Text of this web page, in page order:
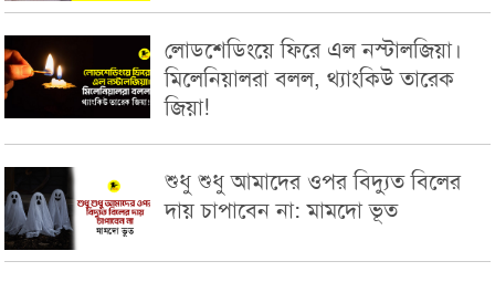
লোডশেডিংয়ে ফিরে এল নস্টালজিয়া।
মিলেনিয়ালরা বলল, থ্যাংকিউ তারেক
জিয়া!
শুধু শুধু আমাদের ওপর বিদ্যুত বিলের
দায় চাপাবেন না: মামদো ভূত